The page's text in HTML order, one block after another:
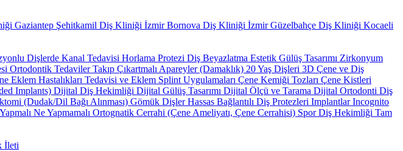
Gaziantep Şehitkamil Diş Kliniği İzmir Bornova Diş Kliniği İzmir Güzelbahçe Diş Kliniği Kocaeli
Dişlerde Kanal Tedavisi Horlama Protezi Diş Beyazlatma Estetik Gülüş Tasarımı Zirkonyum
Ortodontik TedavilerTakıp Çıkartmalı Apareyler (Damaklık) 20 Yaş Dişleri 3D Çene ve Diş
Eklem Hastalıkları Tedavisi ve Eklem Splint Uygulamaları Çene Kemiği Tozları Çene Kistleri
Implants) Dijital Diş Hekimliği Dijital Gülüş Tasarımı Dijital Ölçü ve Tarama Dijital Ortodonti Diş
(Dudak/Dil Bağı Alınması) Gömük DişlerHassas Bağlantılı Diş Protezleri ImplantlarIncognito
Ne Yapmamalı Ortognatik Cerrahi (Çene Ameliyatı, Çene Cerrahisi) Spor Diş Hekimliği Tam
İleti